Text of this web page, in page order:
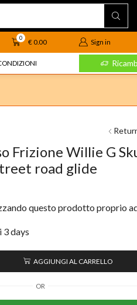
0
€0.00 Sign in
Go shop
Frizione Willie G
road glide
questo prodotto proprio
3 days
AGGIUNGI AL CARRELLO
OR